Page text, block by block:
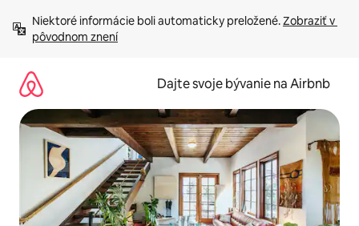
obsah.
Niektoré informácie boli automaticky preložené. Zobraziť v
pôvodnom znení
Dajte svoje bývanie na Airbnb